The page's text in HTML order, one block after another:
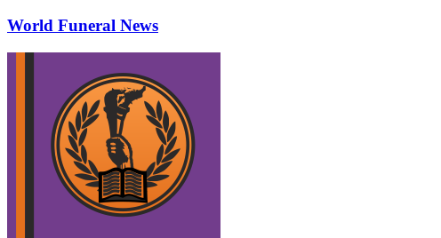
World Funeral News